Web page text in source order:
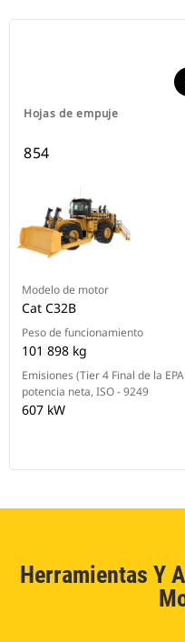
Hojas de empuje
854
Modelo de motor
Cat C32B
Peso de funcionamiento
101 898 kg
Emisiones (Tier 4 Final de la
potencia neta, ISO - 9249
607 kW
Herramientas Y